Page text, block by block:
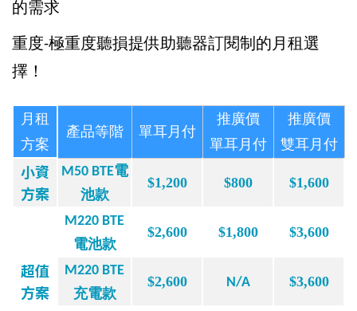
的需求
重度-極重度聽損提供助聽器訂閱制的月租選
擇！
月租
方案
產品等階 單耳 月付
推廣價
單耳月付
推廣價
雙耳月付
小資
方案
M50 BTE電
池款
$1,200 $800 $1,600
超值
方案
M220 BTE
電池款
$2,600 $1,800 $3,600
M220 BTE
充電款
$2,600 N/A $3,600